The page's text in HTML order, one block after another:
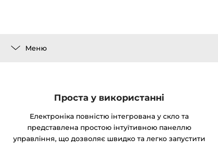
Меню
Проста у використанні
Електроніка повністю інтегрована у скло та
представлена простою інтуїтивною панеллю
управління, що дозволяє швидко та легко запустити